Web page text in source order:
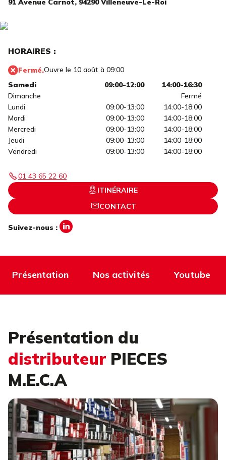
91 Avenue Carnot, 94290 Villeneuve-Le-Roi
HORAIRES :
Fermé.Ouvre le 10 août à 09:00
Samedi
09:00-12:00
14:00-16:30
Dimanche
Fermé
Lundi
09:00-13:00
14:00-18:00
Mardi
09:00-13:00
14:00-18:00
Mercredi
09:00-13:00
14:00-18:00
Jeudi
09:00-13:00
14:00-18:00
Vendredi
09:00-13:00 14:00-18:00
01 43 65 22 60
ITINÉRAIRE
CONTACT
Suivez-nous :
Présentation Nos activités Youtube
Présentation du
distributeur PIECES
M.E.C.A